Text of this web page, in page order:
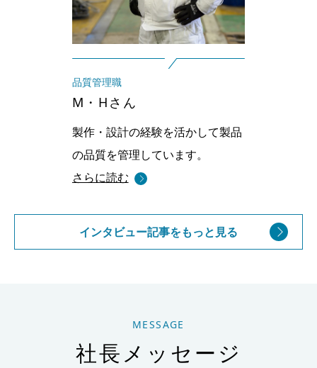
品質管理職
M・Hさん
製作・設計の経験を活かして製品
の品質を管理しています。
さらに読む
インタビュー記事をもっと見る
MESSAGE
社長メッセージ